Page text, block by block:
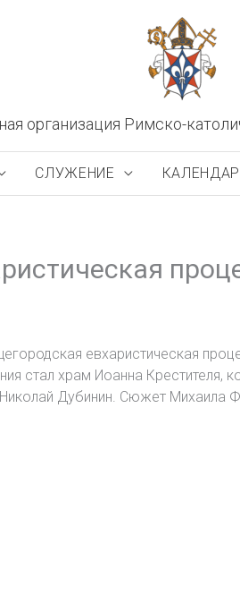
организация Римско-
СЛУЖЕНИЕ
евхаристическая
стал храм Иоанна Крестителя,
Дубинин. Сюжет Михаила